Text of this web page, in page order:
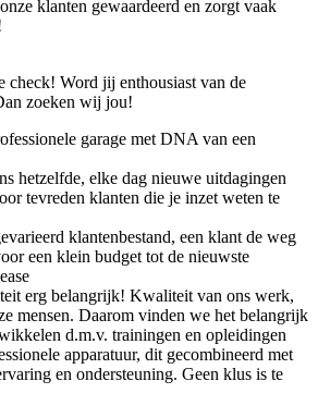
klanten gewaardeerd en zorgt vaak
check! Word jij enthousiast van de
zoeken wij jou!
garage met DNA van een
hetzelfde, elke dag nieuwe uitdagingen
tevreden klanten die je inzet weten te
klantenbestand, een klant de weg
een klein budget tot de nieuwste
erg belangrijk! Kwaliteit van ons werk,
mensen. Daarom vinden we het belangrijk
d.m.v. trainingen en opleidingen
apparatuur, dit gecombineerd met
en ondersteuning. Geen klus is te